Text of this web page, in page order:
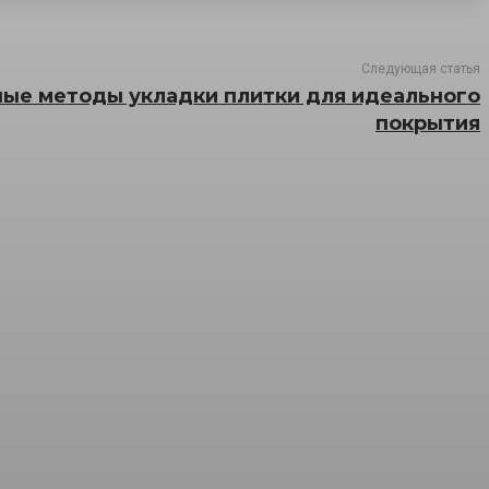
Следующая статья
методы укладки плитки для идеального
покрытия